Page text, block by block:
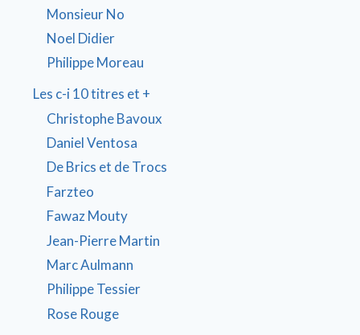
Monsieur No
Noel Didier
Philippe Moreau
Les c-i 10 titres et +
Christophe Bavoux
Daniel Ventosa
De Brics et de Trocs
Farzteo
Fawaz Mouty
Jean-Pierre Martin
Marc Aulmann
Philippe Tessier
Rose Rouge